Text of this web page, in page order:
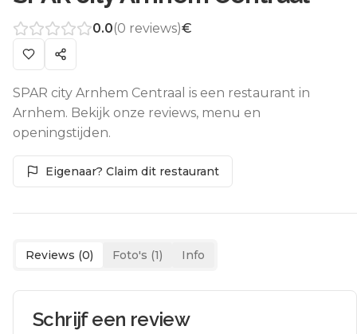
0.0(0 reviews)€
SPAR city Arnhem Centraal is een restaurant in
Arnhem. Bekijk onze reviews, menu en
openingstijden.
Eigenaar? Claim dit restaurant
Reviews (0) Foto's (1) Info
Schrijf een review